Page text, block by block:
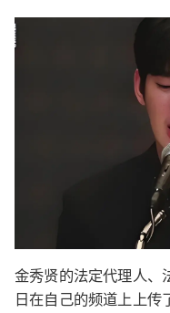
金秀贤的法定代理人、
日在自己的频道上上